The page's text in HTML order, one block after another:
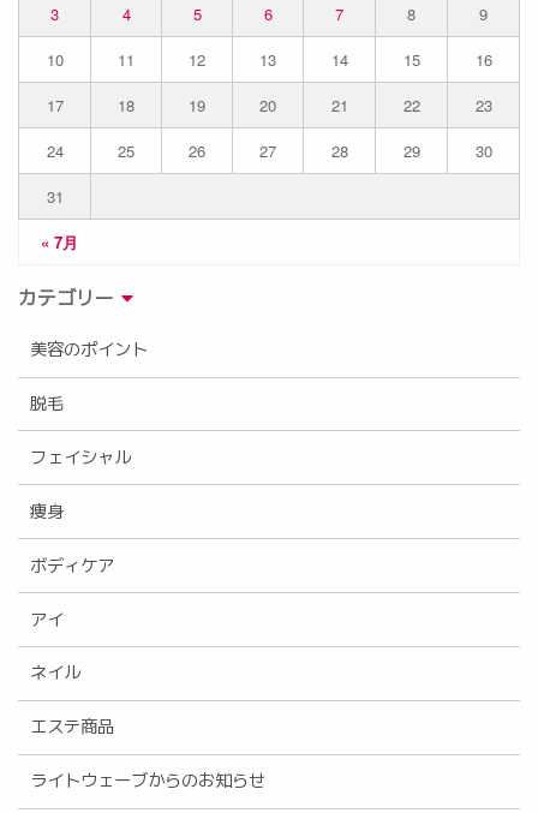
« 7月
3
4 5 6 7 8
9
10
11 12 13 14 15
16
17
18 19 20 21 22
23
24
25 26 27 28 29
30
31
カテゴリー
美容のポイント
脱毛
フェイシャル
痩身
ボディケア
アイ
ネイル
エステ商品
ライトウェーブからのお知らせ